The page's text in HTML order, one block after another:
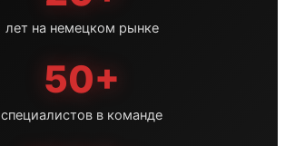
лет на немецком рынке
50+
специалистов в команде